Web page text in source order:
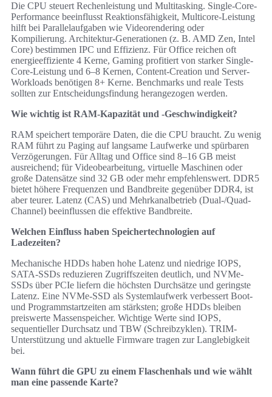
Die CPU steuert Rechenleistung und Multitasking. Single-Core-
Performance beeinflusst Reaktionsfähigkeit, Multicore-Leistung
hilft bei Parallelaufgaben wie Videorendering oder
Kompilierung. Architektur-Generationen (z. B. AMD Zen, Intel
Core) bestimmen IPC und Effizienz. Für Office reichen oft
energieeffiziente 4 Kerne, Gaming profitiert von starker Single-
Core-Leistung und 6–8 Kernen, Content-Creation und Server-
Workloads benötigen 8+ Kerne. Benchmarks und reale Tests
sollten zur Entscheidungsfindung herangezogen werden.
Wie wichtig ist RAM-Kapazität und -Geschwindigkeit?
RAM speichert temporäre Daten, die die CPU braucht. Zu wenig
RAM führt zu Paging auf langsame Laufwerke und spürbaren
Verzögerungen. Für Alltag und Office sind 8–16 GB meist
ausreichend; für Videobearbeitung, virtuelle Maschinen oder
große Datensätze sind 32 GB oder mehr empfehlenswert. DDR5
bietet höhere Frequenzen und Bandbreite gegenüber DDR4, ist
aber teurer. Latenz (CAS) und Mehrkanalbetrieb (Dual-/Quad-
Channel) beeinflussen die effektive Bandbreite.
Welchen Einfluss haben Speichertechnologien auf
Ladezeiten?
Mechanische HDDs haben hohe Latenz und niedrige IOPS,
SATA-SSDs reduzieren Zugriffszeiten deutlich, und NVMe-
SSDs über PCIe liefern die höchsten Durchsätze und geringste
Latenz. Eine NVMe-SSD als Systemlaufwerk verbessert Boot-
und Programmstartzeiten am stärksten; große HDDs bleiben
preiswerte Massenspeicher. Wichtige Werte sind IOPS,
sequentieller Durchsatz und TBW (Schreibzyklen). TRIM-
Unterstützung und aktuelle Firmware tragen zur Langlebigkeit
bei.
Wann führt die GPU zu einem Flaschenhals und wie wählt
man eine passende Karte?